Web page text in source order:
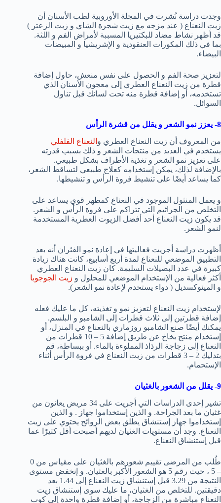
وجدت دراسة نُشرت في المجلة الأوروبية لطب الأسنان أن
زيت النعناع ( عند مزجه مع زيت شجرة الشاي و زيت الزعتر )
قد أظهر نشاط مضاد للبكتيريا المسببة لأمراض الفم و اللثة.
بما في ذلك المكورات العنقودية و الإشريشيا و المبيضات
البيضاء.
لتعزيز صحة الفم و الحصول على نفس منعش، حاول إضافة
قطرة من زيت النعناع العطري إلى معجون الأسنان الذي
تستخدمه، أو إضافة قطرة منه تحت لسانك قبل تناول
السوائل.
8- يعزز نمو الشعر و يقلل من قشرة الرأس
من المعروف أن زيت النعناع العطري و النعناع الفلفلي
يستخدم في العديد من منتجات الشعر و ذلك بسبب قدرته
على تعزيز نمو الشعر و تغذية الأطراف بشكل طبيعي.
بالإضافة لذلك، يمكن إستخدامه كعلاج طبيعي لتساقط الشعر،
كما يساعد أيضًا على تنشيط فروة الرأس و تنشيطها.
و يعمل المنثول الموجود في النعناع كمطهر قوي يساعد على
التخلص من الجراثيم التي تتراكم على فروة الرأس و الشعر.
قد يكون زيت النعناع أحد أفضل الزيوت العطرية المستخدمة
لنمو الشعر.
أظهرت دراسة أجريت فعاليتها في إعادة نمو الفئران أنه بعد
التطبيق الموضعي للنعناع لمدة أربع أسابيع، كانت هناك زيادة
كبيرة في عدد البصيلات السليمة. كان زيت النعناع العطري
أكثر فعالية من الإستخدام الموضعي للمحلول و زيت الجوجوبا
و المينوكسديل ( دواء يستخدم لإعادة نمو الشعر).
لإستخدام زيت النعناع لتعزيز نمو و تغذيته، كل ما عليك فعله
إضافة قطرتين إلى ثلاث قطرات إلى الشامبو و البلسم.
يمكنك أيضًا صنع الشامبو روزماري بالنعناع في المنزل، أو
إستخدام منتج بخاخ عن طريق إضافة 5 – 10 قطرات من
النعناع إلى زجاجة الرذاذ المملوءة بالماء. أو ببساطة، قم
بتدليك 2 – 3 قطرات من زيت النعناع في فروة الرأس أثناء
الإستحمام.
9- يقلل من الشعور بالغثيان
تشير إحدى الدراسات التي أجريت على 34 مريض يعانون من
غثيان ما بعد الجراحة. و الذين إستخداموا جهاز . و الذين
إستخداموا جهاز إستنشاق يطلق بعض الروائح يحتوي على زيت
النعناع. وجد أن مستويات الغثيان لديهم أصبحت أقل كثيرًا عما
قبل إستنشاق النعناع.
طُلب من المرضى تقييم شعورهم بالغثيان على مقياس من 0
– 5 ، حيث رقم 5 هو الشعور الأكبر بالغثيان. و إنخفض مستوى
النتيجة من 3.29 قبل إستنشاق زيت النعناع إلى 1.44 بعد
دقيقتين. للتخلص من الغثيان، ما عليك سوى إستنشاق زيت
النعناع مباشرة من الزجاجة، أو إضافة قطرة واحدة إلى كوب